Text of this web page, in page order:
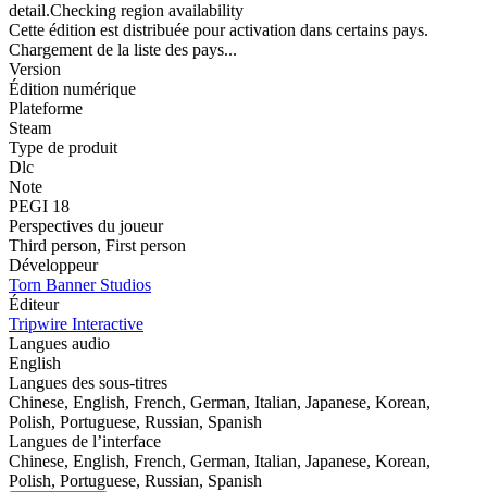
detail.Checking region availability
Cette édition est distribuée pour activation dans certains pays.
Chargement de la liste des pays...
Version
Édition numérique
Plateforme
Steam
Type de produit
Dlc
Note
PEGI 18
Perspectives du joueur
Third person, First person
Développeur
Torn Banner Studios
Éditeur
Tripwire Interactive
Langues audio
English
Langues des sous-titres
Chinese, English, French, German, Italian, Japanese, Korean,
Polish, Portuguese, Russian, Spanish
Langues de l’interface
Chinese, English, French, German, Italian, Japanese, Korean,
Polish, Portuguese, Russian, Spanish